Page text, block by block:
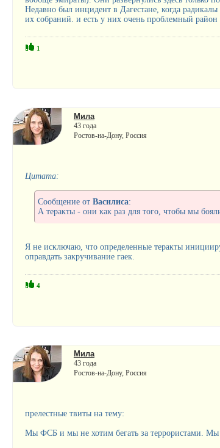
Недавно был инцидент в Дагестане, когда
их собраний. и есть у них очень проблемный район
1
Мила
43 года
Ростов-на-Дону, Россия
Цитата:
Сообщение от Василиса:
А теракты - они как раз для того, чтобы мы
Я не исключаю, что определенные теракты
оправдать закручивание гаек.
4
Мила
43 года
Ростов-на-Дону, Россия
прелестные твиты на тему:
Мы ФСБ и мы не хотим бегать за террористами. Мы